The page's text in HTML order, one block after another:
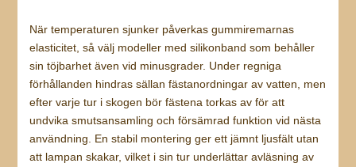
När temperaturen sjunker påverkas gummiremarnas
elasticitet, så välj modeller med silikonband som behåller
sin töjbarhet även vid minusgrader. Under regniga
förhållanden hindras sällan fästanordningar av vatten, men
efter varje tur i skogen bör fästena torkas av för att
undvika smutsansamling och försämrad funk­tion vid nästa
användning. En stabil montering ger ett jämnt ljusfält utan
att lampan skakar, vilket i sin tur underlättar avläsning av